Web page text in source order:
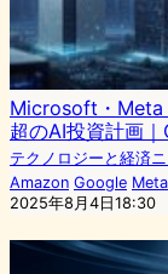
Microsoft・Meta
超のAI投資計画
テクノロジーと経済
Amazon Google Meta
2025年8月4日18:30